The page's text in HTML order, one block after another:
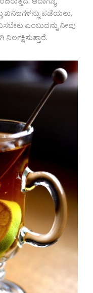
ಆದಾಗ್ಯೂ,
ಖನಿಜಗಳನ್ನು ಪಡೆಯಲು,
ಎಂಬುದನ್ನು ನೀವು